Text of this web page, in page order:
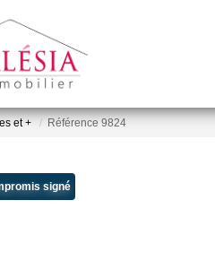
et + Référence 9824
signé